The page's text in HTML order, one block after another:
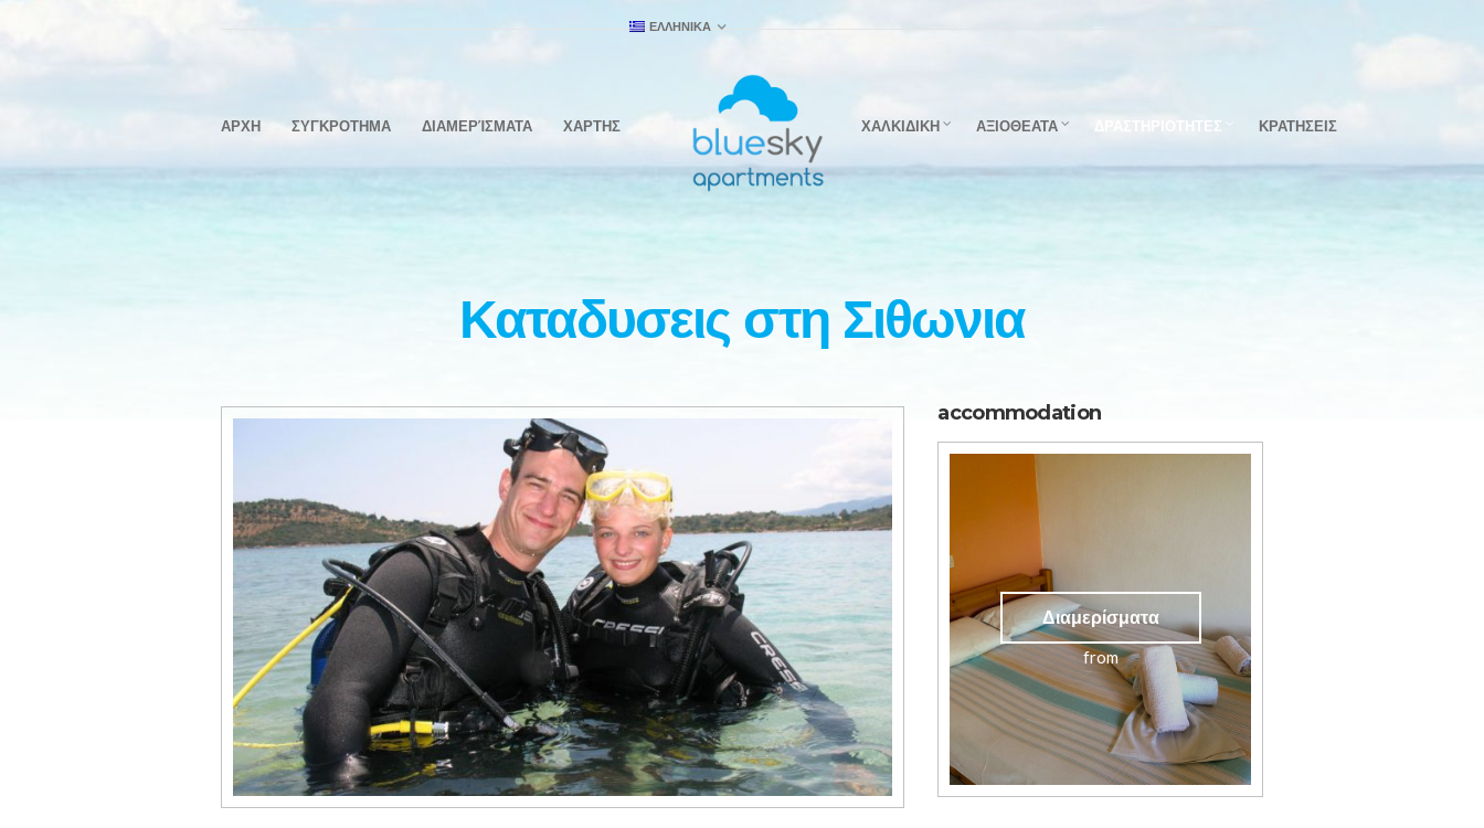
ΕΛΛΗΝΙΚΑ
ΑΡΧΗ ΣΥΓΚΡΟΤΗΜΑ ΔΙΑΜΕΡΊΣΜΑΤΑ ΧΑΡΤΗΣ ΧΑΛΚΙΔΙΚΗ ΑΞΙΟΘΕΑΤΑ ΔΡΑΣΤΗΡΙΟΤΗΤΕΣ ΚΡΑΤΗΣΕΙΣ
Καταδυσεις στη Σιθωνια
accommodation
Διαμερίσματα
from